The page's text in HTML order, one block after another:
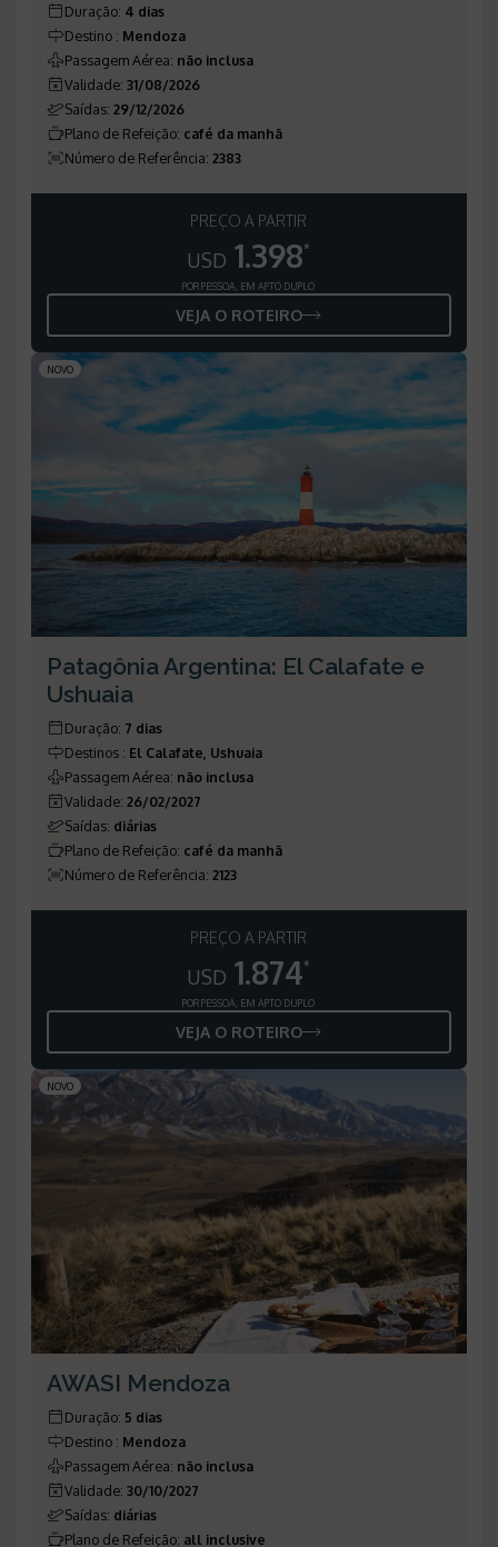
Duração: 4 dias
Destino : Mendoza
Passagem Aérea: não inclusa
Validade: 31/08/2026
Saídas: 29/12/2026
Plano de Refeição: café da manhã
Número de Referência: 2383
PREÇO A PARTIR
USD 1.398*
POR PESSOA, EM APTO DUPLO
VEJA O ROTEIRO
NOVO
Patagônia Argentina: El Calafate e
Ushuaia
Duração: 7 dias
Destinos : El Calafate, Ushuaia
Passagem Aérea: não inclusa
Validade: 26/02/2027
Saídas: diárias
Plano de Refeição: café da manhã
Número de Referência: 2123
PREÇO A PARTIR
USD 1.874*
POR PESSOA, EM APTO DUPLO
VEJA O ROTEIRO
NOVO
AWASI Mendoza
Duração: 5 dias
Destino : Mendoza
Passagem Aérea: não inclusa
Validade: 30/10/2027
Saídas: diárias
Plano de Refeição: all inclusive